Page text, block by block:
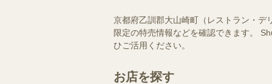
京都府乙訓郡大山崎町（レストラン・デ
限定の特売情報などを確認できます。
ひご活用ください。
お店を探す